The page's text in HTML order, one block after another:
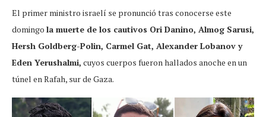
El primer ministro israelí se pronunció tras conocerse este
domingo la muerte de los cautivos Ori Danino, Almog Sarusi,
Hersh Goldberg-Polin, Carmel Gat, Alexander Lobanov y
Eden Yerushalmi, cuyos cuerpos fueron hallados anoche en un
túnel en Rafah, sur de Gaza.